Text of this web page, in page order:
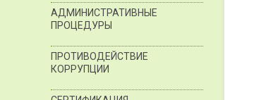
АДМИНИСТРАТИВНЫЕ
ПРОЦЕДУРЫ
ПРОТИВОДЕЙСТВИЕ
КОРРУПЦИИ